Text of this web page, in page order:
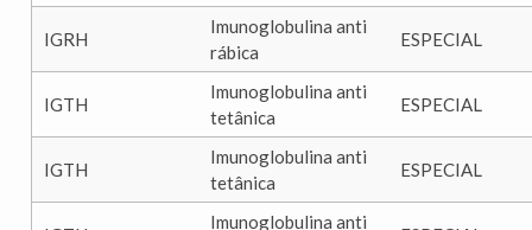
IGRH
Imunoglobulina anti
rábica
ESPECIAL
IGTH
Imunoglobulina anti
tetânica
ESPECIAL
IGTH
Imunoglobulina anti
tetânica
ESPECIAL
Imunoglobulina anti